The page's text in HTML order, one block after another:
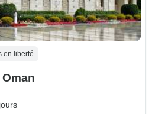
en liberté